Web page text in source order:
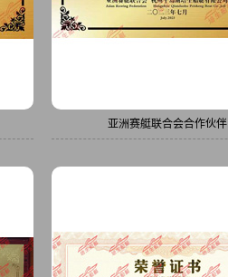
亚洲赛艇联合会合作伙伴